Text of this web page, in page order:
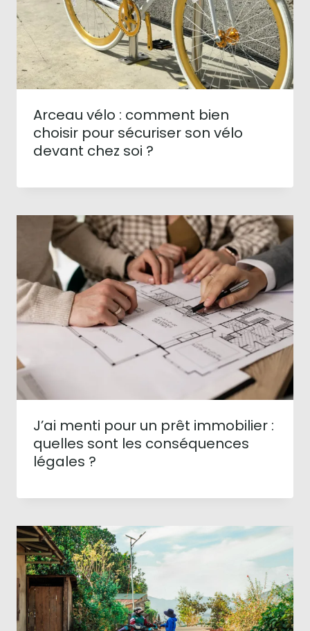
Arceau vélo : comment bien
choisir pour sécuriser son vélo
devant chez soi ?
J’ai menti pour un prêt immobilier :
quelles sont les conséquences
légales ?